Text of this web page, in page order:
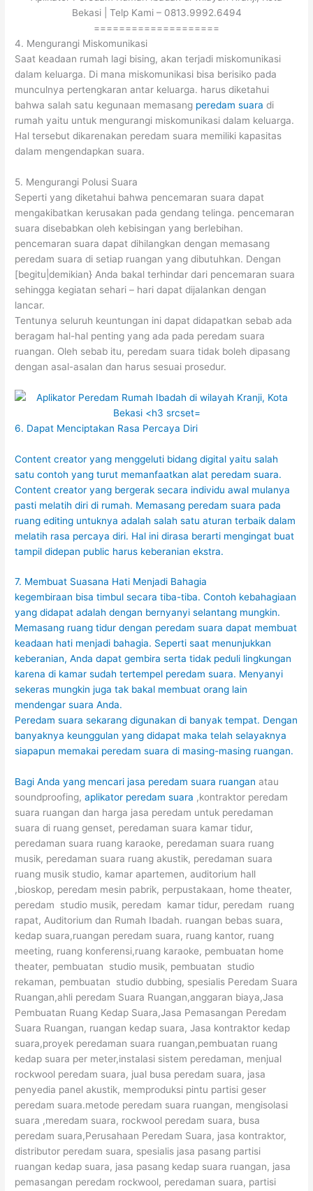
Bekasi | Telp Kami – 0813.9992.6494
====================
4. Mengurangi Miskomunikasi
Saat keadaan rumah lagi bising, akan terjadi miskomunikasi
dalam keluarga. Di mana miskomunikasi bisa berisiko pada
munculnya pertengkaran antar keluarga. harus diketahui
bahwa salah satu kegunaan memasang peredam suara di
rumah yaitu untuk mengurangi miskomunikasi dalam keluarga.
Hal tersebut dikarenakan peredam suara memiliki kapasitas
dalam mengendapkan suara.
5. Mengurangi Polusi Suara
Seperti yang diketahui bahwa pencemaran suara dapat
mengakibatkan kerusakan pada gendang telinga. pencemaran
suara disebabkan oleh kebisingan yang berlebihan.
pencemaran suara dapat dihilangkan dengan memasang
peredam suara di setiap ruangan yang dibutuhkan. Dengan
[begitu|demikian} Anda bakal terhindar dari pencemaran suara
sehingga kegiatan sehari – hari dapat dijalankan dengan
lancar.
Tentunya seluruh keuntungan ini dapat didapatkan sebab ada
beragam hal-hal penting yang ada pada peredam suara
ruangan. Oleh sebab itu, peredam suara tidak boleh dipasang
dengan asal-asalan dan harus sesuai prosedur.
6. Dapat Menciptakan Rasa Percaya Diri
Content creator yang menggeluti bidang digital yaitu salah
satu contoh yang turut memanfaatkan alat peredam suara.
Content creator yang bergerak secara individu awal mulanya
pasti melatih diri di rumah. Memasang peredam suara pada
ruang editing untuknya adalah salah satu aturan terbaik dalam
melatih rasa percaya diri. Hal ini dirasa berarti mengingat buat
tampil didepan public harus keberanian ekstra.
7. Membuat Suasana Hati Menjadi Bahagia
kegembiraan bisa timbul secara tiba-tiba. Contoh kebahagiaan
yang didapat adalah dengan bernyanyi selantang mungkin.
Memasang ruang tidur dengan peredam suara dapat membuat
keadaan hati menjadi bahagia. Seperti saat menunjukkan
keberanian, Anda dapat gembira serta tidak peduli lingkungan
karena di kamar sudah tertempel peredam suara. Menyanyi
sekeras mungkin juga tak bakal membuat orang lain
mendengar suara Anda.
Peredam suara sekarang digunakan di banyak tempat. Dengan
banyaknya keunggulan yang didapat maka telah selayaknya
siapapun memakai peredam suara di masing-masing ruangan.
Bagi Anda yang mencarijasa peredam suara ruangan atau
soundproofing,aplikator peredam suara ,kontraktor peredam
suara ruangan dan harga jasa peredam untuk peredaman
suara di ruang genset, peredaman suara kamar tidur,
peredaman suara ruang karaoke, peredaman suara ruang
musik, peredaman suara ruang akustik, peredaman suara
ruang musik studio, kamar apartemen, auditorium hall
,bioskop, peredam mesin pabrik, perpustakaan, home theater,
peredam studio musik, peredam kamar tidur, peredam ruang
rapat, Auditorium dan Rumah Ibadah. ruangan bebas suara,
kedap suara,ruangan peredam suara, ruang kantor, ruang
meeting, ruang konferensi,ruang karaoke, pembuatan home
theater, pembuatan studio musik, pembuatan studio
rekaman, pembuatan studio dubbing, spesialis Peredam Suara
Ruangan,ahli peredam Suara Ruangan,anggaran biaya,Jasa
Pembuatan Ruang Kedap Suara,Jasa Pemasangan Peredam
Suara Ruangan, ruangan kedap suara, Jasa kontraktor kedap
suara,proyek peredaman suara ruangan,pembuatan ruang
kedap suara per meter,instalasi sistem peredaman, menjual
rockwool peredam suara, jual busa peredam suara, jasa
penyedia panel akustik, memproduksi pintu partisi geser
peredam suara.metode peredam suara ruangan, mengisolasi
suara ,meredam suara, rockwool peredam suara, busa
peredam suara,Perusahaan Peredam Suara, jasa kontraktor,
distributor peredam suara, spesialis jasa pasang partisi
ruangan kedap suara, jasa pasang kedap suara ruangan, jasa
pemasangan peredam rockwool, peredaman suara, partisi